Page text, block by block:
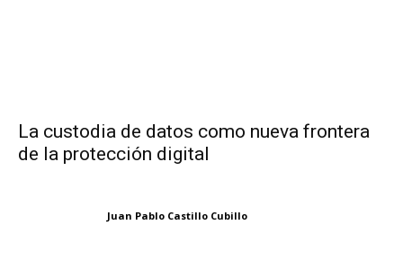
La custodia de datos como nueva frontera
de la protección digital
Juan Pablo Castillo Cubillo